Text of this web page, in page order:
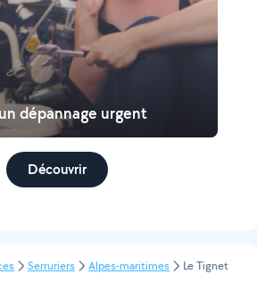
dépannage urgent
Découvrir
Serruriers Alpes-maritimes Le Tignet